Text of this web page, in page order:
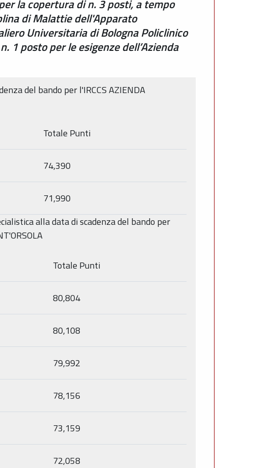
la copertura di n. 3 posti, a tempo
di Malattie dell'Apparato
Universitaria di Bologna Policlinico
1 posto per le esigenze dell’Azienda
del bando per l'IRCCS AZIENDA
Totale Punti
74,390
71,990
alla data di scadenza del bando per
Totale Punti
80,804
80,108
79,992
78,156
73,159
72,058